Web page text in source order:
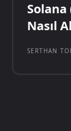
Solana
Nasıl
SERTHAN